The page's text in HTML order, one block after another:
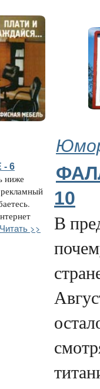
6
ниже
Читать >>
10
В